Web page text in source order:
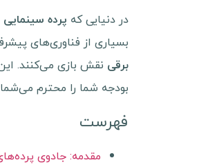
در دنیایی که پرده سینمایی
بسیاری از فناوری‌های
برقی نقش بازی می‌کنند.
بودجه شما را محترم
فهرست
مقدمه: جادوی